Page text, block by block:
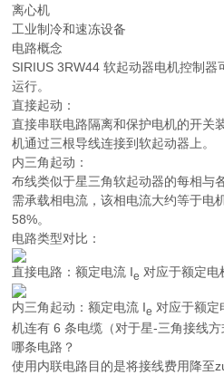
离心机
工业制冷和速冻设备
电路概念
SIRIUS 3RW44 软起动器电机控制器
运行。
直接起动：
直接串联电路隔离和保护电机的开关
机通过三根导线连接到软起动器上。
内三角起动：
布线类似于星三角软起动器的每相与
需承载相电流，该相电流大约等于电
58%。
电路类型对比：
直接电路：额定电流 Ie 对应于额定电
内三角起动：额定电流 Ie 对应于额定
机连有 6 条电缆（对于星-三角接线方
哪条电路？
使用内联电路目的是将接线费用降至